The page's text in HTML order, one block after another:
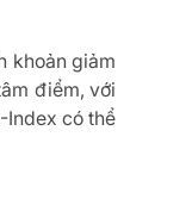
khoản giảm
điểm, với
Index có thể